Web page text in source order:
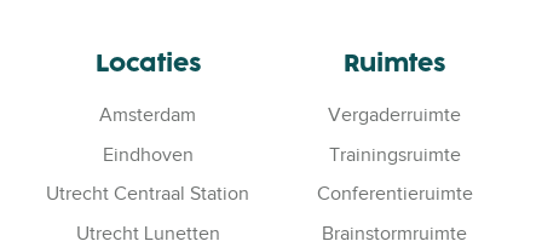
Locaties
Amsterdam
Eindhoven
Utrecht Centraal Station
Utrecht Lunetten
Ruimtes
Vergaderruimte
Trainingsruimte
Conferentieruimte
Brainstormruimte